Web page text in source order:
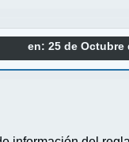
en: 25 de Octubre